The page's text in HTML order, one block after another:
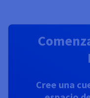
Cree una